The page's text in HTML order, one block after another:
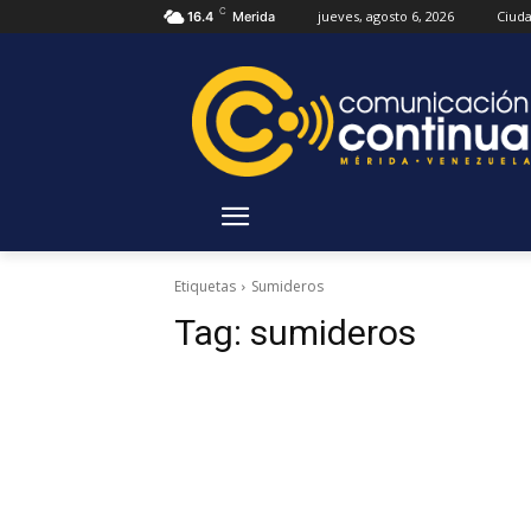
16.4 C Merida jueves, agosto 6, 2026
Etiquetas Sumideros
Tag: sumideros